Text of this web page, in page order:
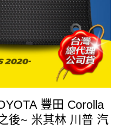
豐田 Corolla